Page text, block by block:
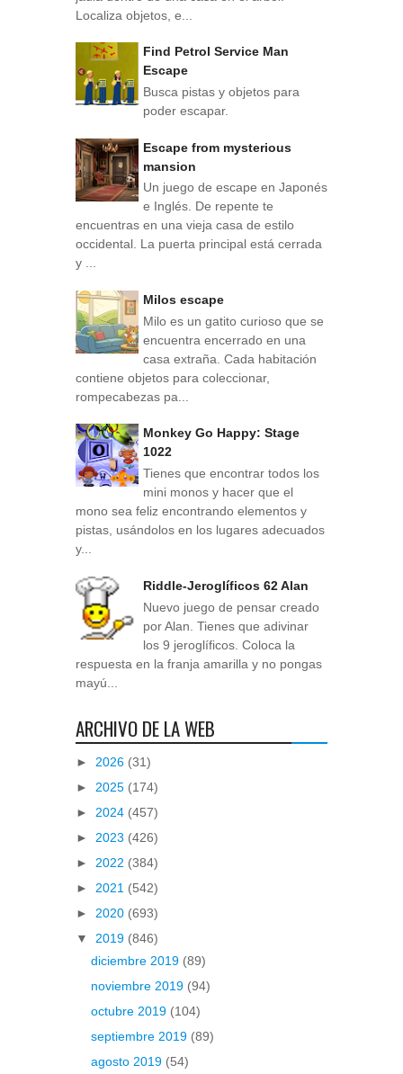
Localiza objetos, e...
Find Petrol Service Man
Escape
Busca pistas y objetos para
poder escapar.
Escape from mysterious
mansion
Un juego de escape en Japonés
e Inglés. De repente te
encuentras en una vieja casa de estilo
occidental. La puerta principal está cerrada
y ...
Milos escape
Milo es un gatito curioso que se
encuentra encerrado en una
casa extraña. Cada habitación
contiene objetos para coleccionar,
rompecabezas pa...
Monkey Go Happy: Stage
1022
Tienes que encontrar todos los
mini monos y hacer que el
mono sea feliz encontrando elementos y
pistas, usándolos en los lugares adecuados
y...
Riddle-Jeroglíficos 62 Alan
Nuevo juego de pensar creado
por Alan. Tienes que adivinar
los 9 jeroglíficos. Coloca la
respuesta en la franja amarilla y no pongas
mayú...
ARCHIVO DE LA WEB
► 2026 (31)
► 2025 (174)
► 2024 (457)
► 2023 (426)
► 2022 (384)
► 2021 (542)
► 2020 (693)
▼ 2019 (846)
diciembre 2019 (89)
noviembre 2019 (94)
octubre 2019 (104)
septiembre 2019 (89)
agosto 2019 (54)